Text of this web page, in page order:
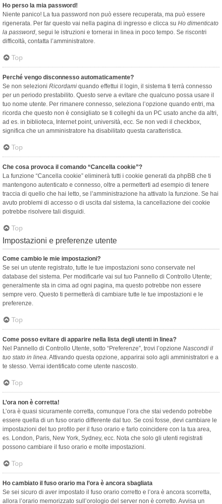
Ho perso la mia password!
Niente panico! La tua password non può essere recuperata, ma può essere
rigenerata. Per far questo vai nella pagina di ingresso e clicca su Ho dimenticato
la password, segui le istruzioni e tornerai in linea in poco tempo. Se riscontri
difficoltà, contatta l’amministratore.
Top
Perché vengo disconnesso automaticamente?
Se non selezioni Ricordami quando effettui il login, il sistema ti terrà connesso
per un periodo prestabilito. Questo serve a evitare che qualcuno possa usare il
tuo nome utente. Per rimanere connesso, seleziona l’opzione quando entri, ma
ricorda che questo non è consigliato se ti colleghi da un PC usato anche da altri,
ad es. in biblioteca, Internet point, università, ecc. Se non vedi il checkbox,
significa che un amministratore ha disabilitato questa caratteristica.
Top
Che cosa provoca il comando “Cancella cookie”?
La funzione “Cancella cookie” eliminerà tutti i cookie generati da phpBB che ti
mantengono autenticato e connesso, oltre a permetterti ad esempio di tenere
traccia di quello che hai letto, se l’amministrazione ha attivato la funzione. Se hai
avuto problemi di accesso o di uscita dal sistema, la cancellazione dei cookie
potrebbe risolvere tali disguidi.
Top
Impostazioni e preferenze utente
Come cambio le mie impostazioni?
Se sei un utente registrato, tutte le tue impostazioni sono conservate nel
database del sistema. Per modificarle vai sul tuo Pannello di Controllo Utente;
generalmente sta in cima ad ogni pagina, ma questo potrebbe non essere
sempre vero. Questo ti permetterà di cambiare tutte le tue impostazioni e le
preferenze.
Top
Come posso evitare di apparire nella lista degli utenti in linea?
Nel Pannello di Controllo Utente, sotto “Preferenze”, trovi l’opzione Nascondi il
tuo stato in linea. Attivando questa opzione, apparirai solo agli amministratori e a
te stesso. Verrai identificato come utente nascosto.
Top
L’ora non è corretta!
L’ora è quasi sicuramente corretta, comunque l’ora che stai vedendo potrebbe
essere quella di un fuso orario differente dal tuo. Se così fosse, devi cambiare le
impostazioni del tuo profilo per il fuso orario e farlo coincidere con la tua area,
es. London, Paris, New York, Sydney, ecc. Nota che solo gli utenti registrati
possono cambiare il fuso orario e molte impostazioni.
Top
Ho cambiato il fuso orario ma l’ora è ancora sbagliata
Se sei sicuro di aver impostato il fuso orario corretto e l’ora è ancora scorretta,
allora l’orario memorizzato sull’orologio del server non è corretto. Avvisa un